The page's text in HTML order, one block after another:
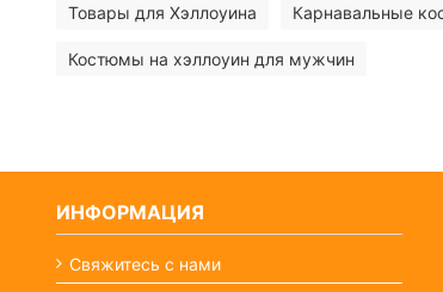
Товары для Хэллоуина Карнавальные
Костюмы на хэллоуин для мужчин
ИНФОРМАЦИЯ
Свяжитесь с нами